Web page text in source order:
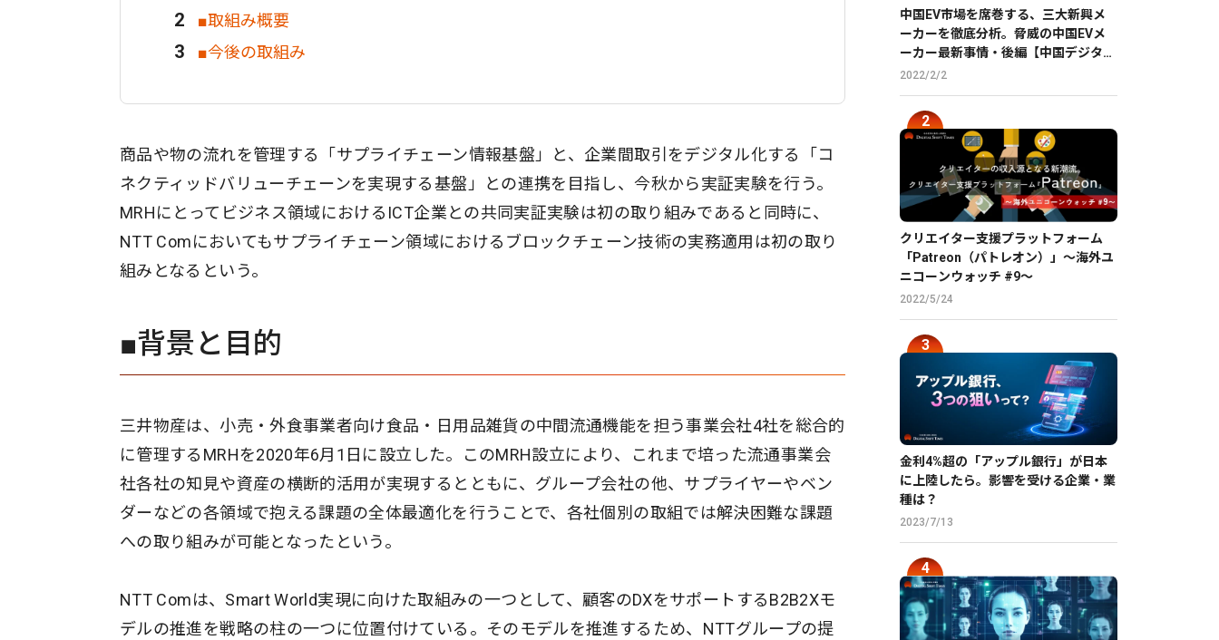
■取組み概要
■今後の取組み
商品や物の流れを管理する「サプライチェーン情報基盤」と、企業間取引をデジタル化する「コ
ネクティッドバリューチェーンを実現する基盤」との連携を目指し、今秋から実証実験を行う。
MRHにとってビジネス領域におけるICT企業との共同実証実験は初の取り組みであると同時に、
NTT Comにおいてもサプライチェーン領域におけるブロックチェーン技術の実務適用は初の取り
組みとなるという。
■背景と目的
三井物産は、小売・外食事業者向け食品・日用品雑貨の中間流通機能を担う事業会社4社を総合的
に管理するMRHを2020年6月1日に設立した。このMRH設立により、これまで培った流通事業会
社各社の知見や資産の横断的活用が実現するとともに、グループ会社の他、サプライヤーやベン
ダーなどの各領域で抱える課題の全体最適化を行うことで、各社個別の取組では解決困難な課題
への取り組みが可能となったという。
NTT Comは、Smart World実現に向けた取組みの一つとして、顧客のDXをサポートするB2B2Xモ
デルの推進を戦略の柱の一つに位置付けている。そのモデルを推進するため、NTTグループの提
中国EV市場を席巻する、三大新興メ
ーカーを徹底分析。脅威の中国EVメ
ーカー最新事情・後編【中国デジタル
企業最前線】
2022/2/2
クリエイター支援プラットフォーム
「Patreon（パトレオン）」〜海外ユ
ニコーンウォッチ #9〜
2022/5/24
金利4%超の「アップル銀行」が日本
に上陸したら。影響を受ける企業・業
種は？
2023/7/13